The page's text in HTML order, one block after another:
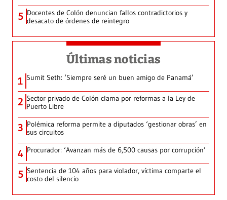
5 Docentes de Colón denuncian fallos contradictorios y
desacato de órdenes de reintegro
Últimas noticias
1 Sumit Seth: ‘Siempre seré un buen amigo de Panamá’
2 Sector privado de Colón clama por reformas a la Ley de
Puerto Libre
3 Polémica reforma permite a diputados ‘gestionar obras’ en
sus circuitos
4 Procurador: ‘Avanzan más de 6,500 causas por corrupción’
5 Sentencia de 104 años para violador, víctima comparte el
costo del silencio